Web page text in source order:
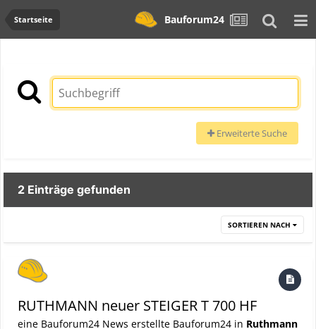
Startseite Bauforum24
Erweiterte Suche
2 Einträge gefunden
SORTIEREN NACH
RUTHMANN neuer STEIGER T 700 HF
eine Bauforum24 News erstellte Bauforum24 in Ruthmann